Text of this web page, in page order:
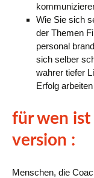
Wie Sie sich
der Themen
personal
sich selber
wahrer tiefer
Erfolg arbeiten
für wen
version :
Menschen, die